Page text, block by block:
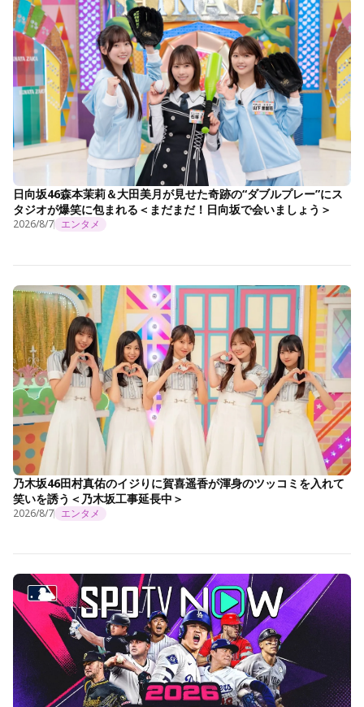
日向坂46森本茉莉＆大田美月が見せた奇跡の“ダブルプレー”にス
タジオが爆笑に包まれる＜まだまだ！日向坂で会いましょう＞
2026/8/7 エンタメ
乃木坂46田村真佑のイジりに賀喜遥香が渾身のツッコミを入れて
笑いを誘う＜乃木坂工事延長中＞
2026/8/7 エンタメ